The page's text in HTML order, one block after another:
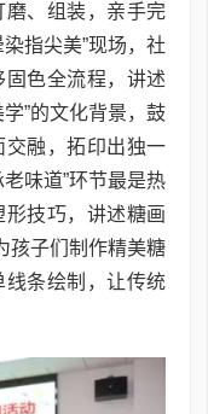
磨、组装，亲手完
指尖美”现场，社
色全流程，讲述
”的文化背景，鼓
交融，拓印出独一
味道”环节最是热
技巧，讲述糖画
孩子们制作精美糖
线条绘制，让传统